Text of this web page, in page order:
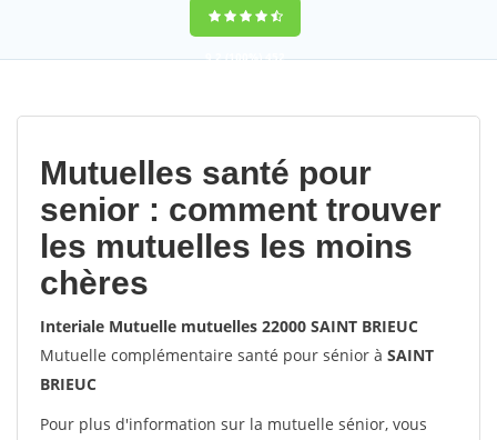
9,2(100%)452
Mutuelles santé pour
senior : comment trouver
les mutuelles les moins
chères
Interiale Mutuelle mutuelles 22000 SAINT BRIEUC
Mutuelle complémentaire santé pour sénior à SAINT
BRIEUC
Pour plus d'information sur la mutuelle sénior, vous